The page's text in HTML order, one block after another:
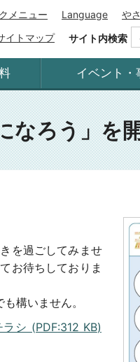
メニュー Language や
イトマップ
サイト内検索
イベント・
なろう」を
を過ごしてみませ
お待ちしておりま
構いません。
ラシ (PDF:312 KB)